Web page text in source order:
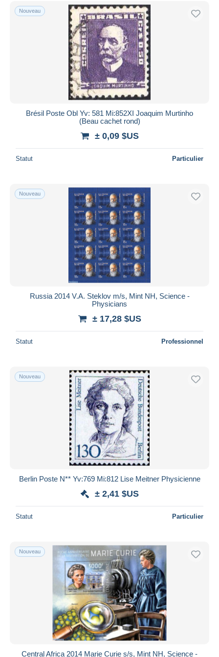
Uniquement en réduction
Livraison gratuite
Méthodes de paiement
PayPal
Virement bancaire
Mastercard
iDeal
Appliquer
Nouveau
Brésil Poste Obl Yv: 581 Mi:852XI Joaquim Murtinho
(Beau cachet rond)
± 0,09 $US
Statut Particulier
Nouveau
Russia 2014 V.A. Steklov m/s, Mint NH, Science -
Physicians
± 17,28 $US
Statut Professionnel
Nouveau
Berlin Poste N** Yv:769 Mi:812 Lise Meitner Physicienne
± 2,41 $US
Statut Particulier
Nouveau
Central Africa 2014 Marie Curie s/s, Mint NH, Science -